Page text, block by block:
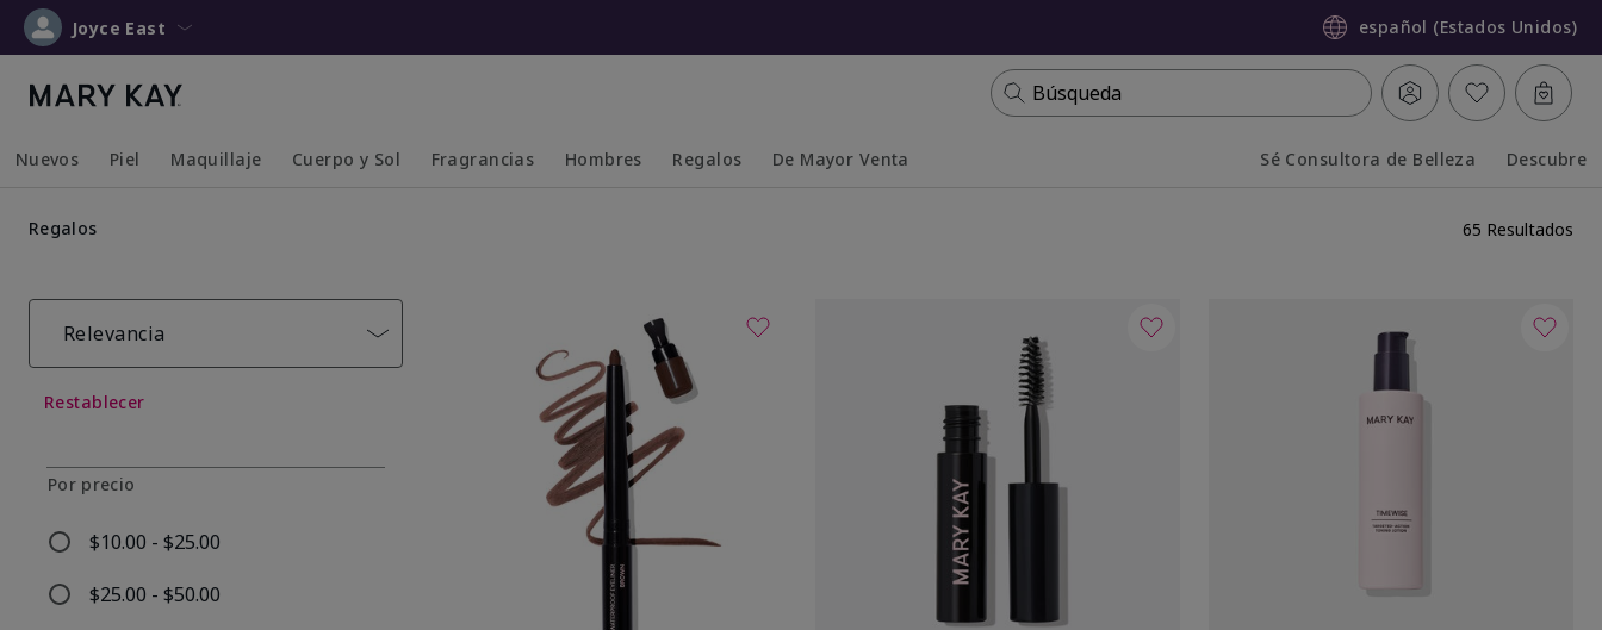
Joyce East español (Estados Unidos)
Búsqueda
Nuevos Piel Maquillaje Cuerpo y Sol Fragrancias Hombres Regalos De Mayor Venta Sé Consultora de Belleza Descubre
Regalos 65 Resultados
Relevancia
Restablecer
Por precio
$10.00 - $25.00
Refinar por Por precio: $10.00 - $25.00
$25.00 - $50.00
Refinar por Por precio: $25.00 - $50.00